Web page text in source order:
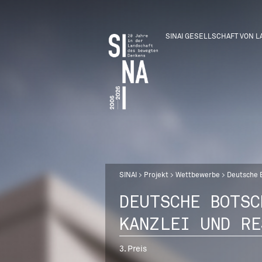
Inhalt
SINAI GESELLSCHAFT VON
Breadcrumb
SINAI Projekt Wettbewerbe Deutsche
DEUTSCHE
KANZLEI UND
3. Preis